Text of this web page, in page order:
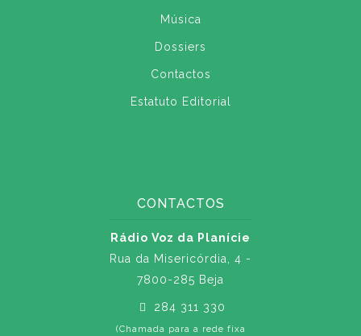
Música
Dossiers
Contactos
Estatuto Editorial
CONTACTOS
Rádio Voz da Planície
Rua da Misericórdia, 4 -
7800-285 Beja
284 311 330
(Chamada para a rede fixa